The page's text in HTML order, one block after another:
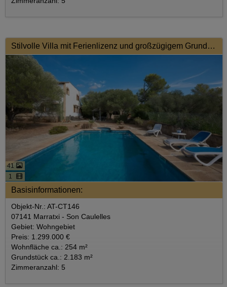
Stilvolle Villa mit Ferienlizenz und großzügigem Grundstück
1
41
Basisinformationen:
Objekt-Nr.: AT-CT146
07141 Marratxi - Son Caulelles
Gebiet: Wohngebiet
Preis: 1.299.000 €
Wohnfläche ca.: 254 m²
Grundstück ca.: 2.183 m²
Zimmeranzahl: 5